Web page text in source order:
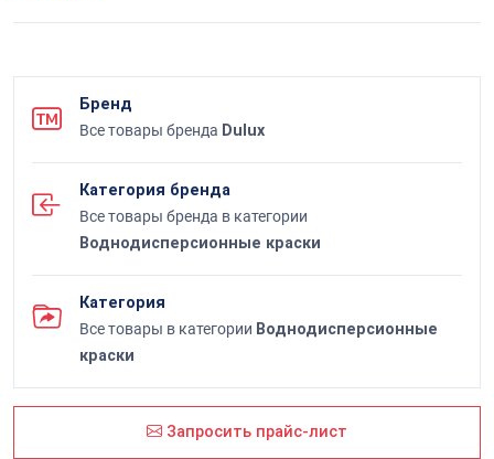
Бренд
Все товары бренда Dulux
Категория бренда
Все товары бренда в категории
Воднодисперсионные краски
Категория
Все товары в категории Воднодисперсионные
краски
Запросить прайс-лист